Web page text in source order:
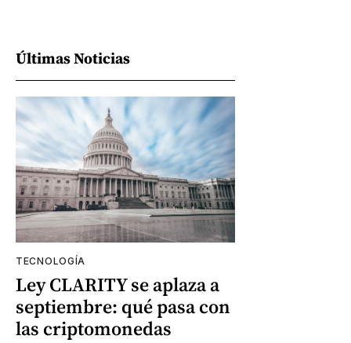
Últimas Noticias
TECNOLOGÍA
Ley CLARITY se aplaza a
septiembre: qué pasa con
las criptomonedas